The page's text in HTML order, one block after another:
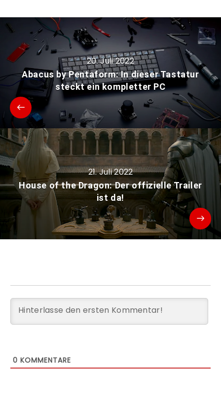
20. Juli 2022
Abacus by Pentaform: In dieser Tastatur
steckt ein kompletter PC
21. Juli 2022
House of the Dragon: Der offizielle Trailer
ist da!
0 KOMMENTARE